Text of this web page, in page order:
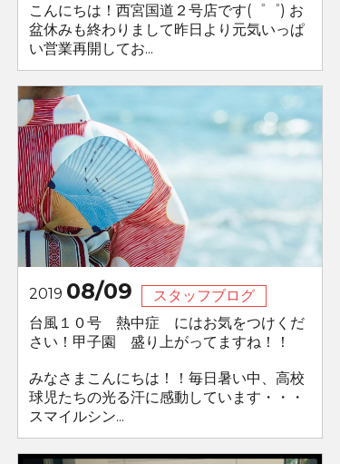
こんにちは！西宮国道２号店です(゜゜) お
盆休みも終わりまして昨日より元気いっぱ
い営業再開してお...
2019 08/09
スタッフブログ
台風１０号 熱中症 にはお気をつけくだ
さい！甲子園 盛り上がってますね！！
みなさまこんにちは！！毎日暑い中、高校
球児たちの光る汗に感動しています・・・
スマイルシン...